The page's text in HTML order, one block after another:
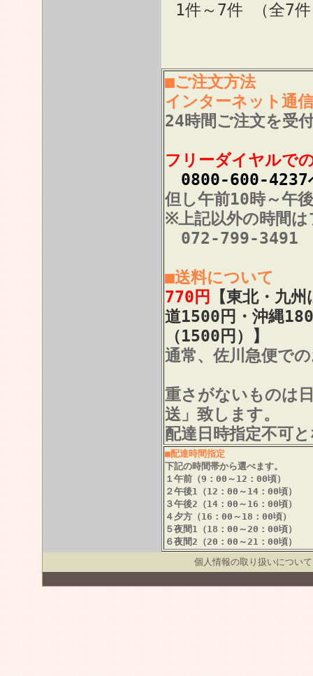
1件～7件 （全7
■ご注文方法
インターネット通
24時間ご注文を受
フリーダイヤルで
0800-600-4237
但し午前10時～午
※上記以外の時間
072-799-3491
■送料について
770円
【東北・九
道1500円・沖縄
（1500円）】
通常、佐川急便で
重さがないものは
送」致します。
配達日時指定不可
■配達時間指定
下記の時間帯から選べます。
１午前（9：00～12：00頃）
２午後1（12：00～14：00頃）
３午後2（14：00～16：00頃）
４夕方（16：00～18：00頃）
５夜間1（18：00～20：00頃）
６夜間2（20：00～21：00頃）
個人情報の取り扱いについて